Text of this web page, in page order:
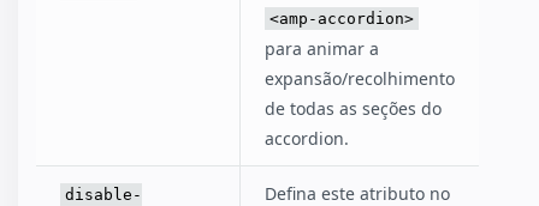
<amp-accordion>
para animar a
expansão/recolhimento
de todas as seções do
accordion.
disable-
Defina este atributo no